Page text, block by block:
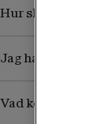
Hur skyddar jag
Jag har köpt ett
Vad kostar det att